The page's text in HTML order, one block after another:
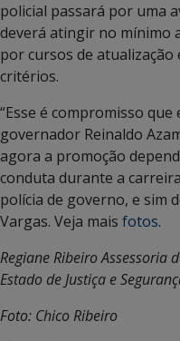
policial passará por uma
deverá atingir no mínimo
por cursos de
critérios.
“Esse é compromisso
governador Reinaldo
agora a promoção
conduta durante a
polícia de governo, e sim
Vargas. Veja mais fotos.
Regiane Ribeiro Assessoria
Estado de Justiça e
Foto: Chico Ribeiro